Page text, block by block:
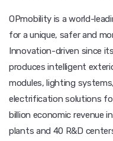
OPmobility is a world-
for a unique, safer and
Innovation-driven since
produces intelligent
modules, lighting
electrification solutions
billion economic revenue
plants and 40 R&D